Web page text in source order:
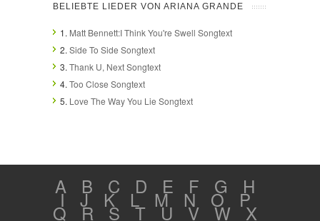
BELIEBTE LIEDER VON ARIANA GRANDE
1. Matt Bennett:I Think You're Swell Songtext
2. Side To Side Songtext
3. Thank U, Next Songtext
4. Too Close Songtext
5. Love The Way You Lie Songtext
A B C D E F G H
I J K L M N O P
Q R S T U V W X